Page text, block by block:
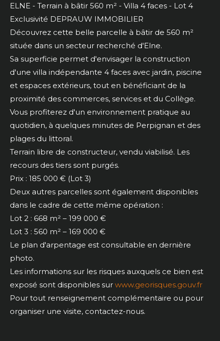
ELNE - Terrain à bâtir 560 m² - Villa 4 faces - Lot 4
Exclusivité DEPRAUW IMMOBILIER
Découvrez cette belle parcelle à bâtir de 560 m²
située dans un secteur recherché d'Elne.
Sa superficie permet d'envisager la construction
d'une villa indépendante 4 faces avec jardin, piscine
et espaces extérieurs, tout en bénéficiant de la
proximité des commerces, services et du Collège.
Vous profiterez d'un environnement pratique au
quotidien, à quelques minutes de Perpignan et des
plages du littoral.
Terrain libre de constructeur, vendu viabilisé. Les
recours des tiers sont purgés.
Prix : 185 000 € (Lot 3)
Deux autres parcelles sont également disponibles
dans le cadre de cette même opération :
Lot 2 : 668 m² – 199 000 €
Lot 3 : 560 m² – 169 000 €
Le plan d'arpentage est consultable en dernière
photo.
Les informations sur les risques auxquels ce bien est
exposé sont disponibles sur www.georisques.gouv.fr
Pour tout renseignement complémentaire ou pour
organiser une visite, contactez-nous.